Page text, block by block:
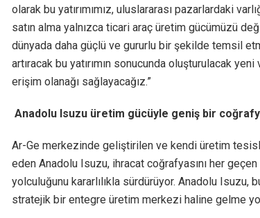
olarak bu yatırımımız, uluslararası pazarlardaki
satın alma yalnızca ticari araç üretim gücümüzü
dünyada daha güçlü ve gururlu bir şekilde temsil
artıracak bu yatırımın sonucunda oluşturulacak
erişim olanağı sağlayacağız.”
Anadolu Isuzu üretim gücüyle geniş bir
Ar-Ge merkezinde geliştirilen ve kendi üretim
eden Anadolu Isuzu, ihracat coğrafyasını her
yolculuğunu kararlılıkla sürdürüyor. Anadolu
stratejik bir entegre üretim merkezi haline gelme